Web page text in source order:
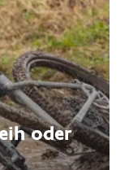
oder